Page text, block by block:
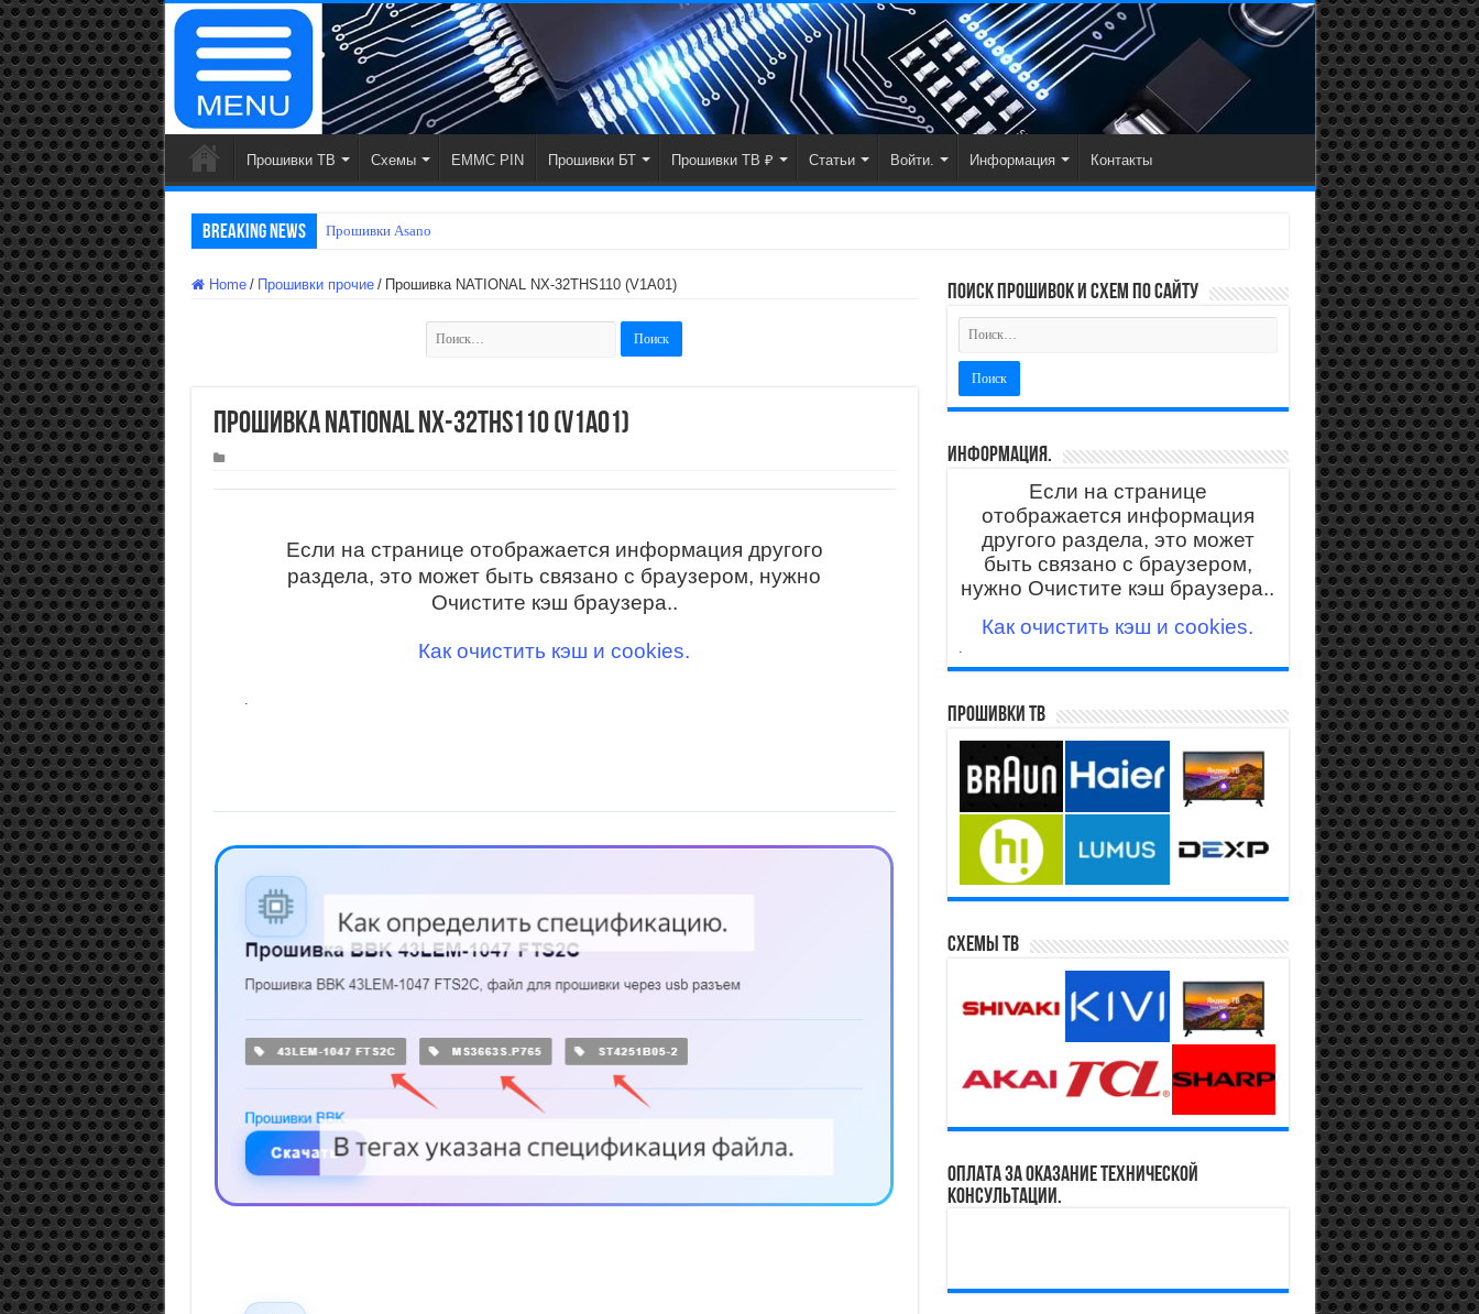
Прошивки ТВ Схемы EMMC PIN Прошивки БТ Прошивки ТВ ₽ Статьи Войти. Информация Контакты
Breaking News Прошивки
Home / Прошивки прочие / Прошивка NATIONAL NX-32THS110 (V1A01)
Найти:
Прошивка NATIONAL NX-32THS110 (V1A01)
Если на странице отображается информация другого
раздела, это может быть связано с браузером, нужно
Очистите кэш браузера..
Как очистить кэш и cookies.
.
поиск прошивок и схем по сайту
Информация.
Если на странице
отображается информация
другого раздела, это может
быть связано с браузером,
нужно Очистите кэш браузера..
Как очистить кэш и cookies.
.
Прошивки ТВ
Схемы ТВ
Оплата за оказание технической
консультации.